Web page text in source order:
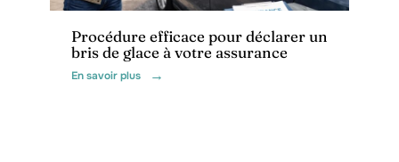
Procédure efficace pour déclarer un
bris de glace à votre assurance
En savoir plus